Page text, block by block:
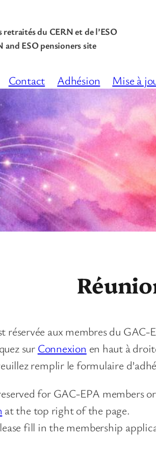
retraités du CERN et de l’ESO
and ESO pensioners site
Contact Adhésion Mise à
aux membres du GAC-
sur Connexion en haut à
remplir le formulaire
for GAC-EPA members
at the top right of the page.
fill in the membership